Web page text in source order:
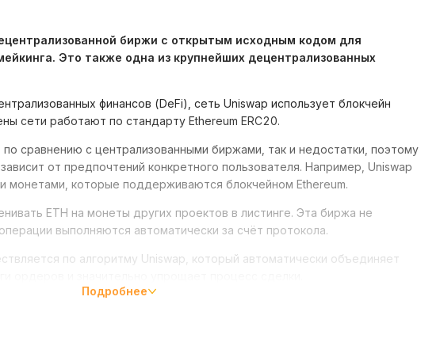
биржи с открытым исходным кодом для
Это также одна из крупнейших децентрализованных
финансов (DeFi), сеть Uniswap использует блокчейн
сети работают по стандарту Ethereum ERC20.
сравнению с централизованными биржами, так и недостатки, поэтому
от предпочтений конкретного пользователя. Например, Uniswap
монетами, которые поддерживаются блокчейном Ethereum.
ETH на монеты других проектов в листинге. Эта биржа не
выполняются автоматически за счёт протокола.
по алгоритму Uniswap, который автоматически объединяет
Подробнее